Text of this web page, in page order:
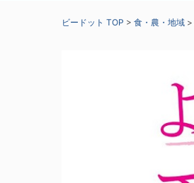
ビードット TOP > 食・農・地域 >